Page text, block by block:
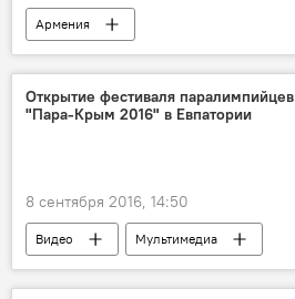
Армения
Открытие фестиваля паралимпийцев
"Пара-Крым 2016" в Евпатории
8 сентября 2016, 14:50
Видео Мультимедиа